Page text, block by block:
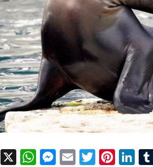
Facebook
X WhatsApp
Messenger
EmailTwitter